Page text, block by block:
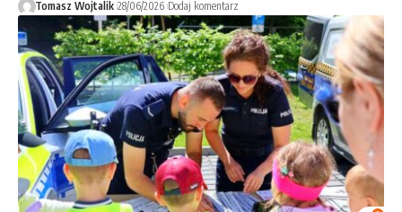
Tomasz Wojtalik 28/06/2026 Dodaj komentarz